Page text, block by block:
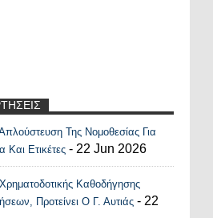
Recent Posts Widget
Της Νομοθεσίας Για
Και Ετικέτες - 22 Jun 2026
Καθοδήγησης
Προτείνει Ο Γ. Αυτιάς - 22